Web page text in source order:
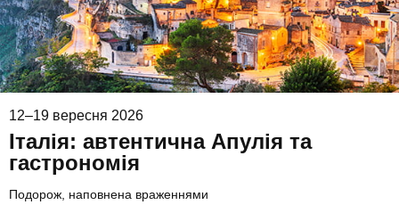
12–19 вересня 2026
Італія: автентична Апулія та
гастрономія
Подорож, наповнена враженнями